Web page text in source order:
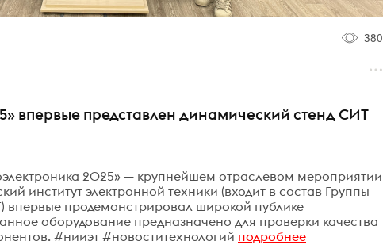
380
впервые представлен динамический стенд СИТ
2025» — крупнейшем отраслевом мероприятии
институт электронной техники (входит в состав Группы
впервые продемонстрировал широкой публике
оборудование предназначено для проверки качества
#нииэт #новоститехнологий подробнее